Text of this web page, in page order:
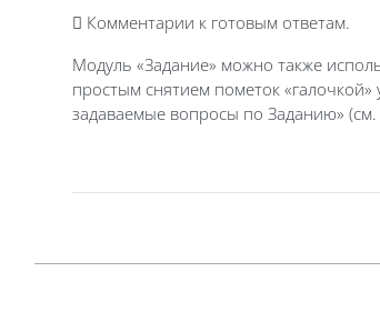
 Комментарии к готовым ответам.
Модуль «Задание» можно также
простым снятием пометок
задаваемые вопросы по Заданию»